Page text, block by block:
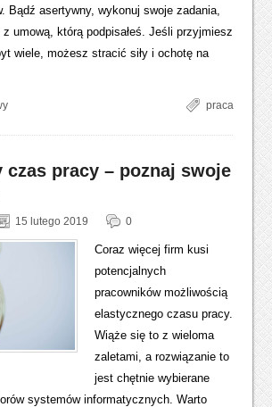
Bądź asertywny, wykonuj swoje zadania,
umową, którą podpisałeś. Jeśli przyjmiesz
wiele, możesz stracić siły i ochotę na
praca
czas pracy – poznaj swoje
15 lutego 2019 0
Coraz więcej firm kusi
potencjalnych
pracowników możliwością
elastycznego czasu pracy.
Wiąże się to z wieloma
zaletami, a rozwiązanie to
jest chętnie wybierane
systemów informatycznych. Warto